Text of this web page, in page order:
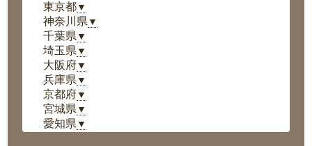
東京都▼
神奈川県 ▼
千葉県 ▼
埼玉県 ▼
大阪府▼
兵庫県 ▼
京都府▼
宮城県 ▼
愛知県 ▼